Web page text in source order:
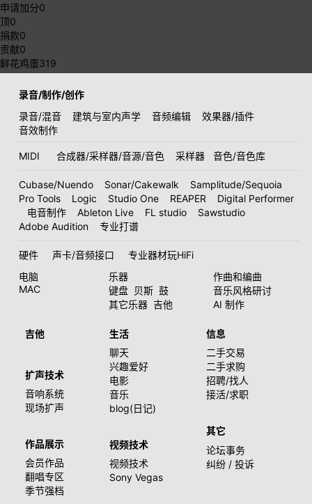
申请加分0
顶0
捐款0
贡献0
鲜花鸡蛋319
录音/制作/创作
录音/混音
建筑与室内声学 音频编辑
效果器/插件
音效制作
MIDI 合成器/采样器/音源/音色 采样器 音色/音色库
Cubase/Nuendo Sonar/Cakewalk
Samplitude/Sequoia
Pro Tools
Logic Studio One REAPER
Digital Performer
电音制作
Ableton Live FL studio
Sawstudio
Adobe Audition
专业打谱
硬件 声卡/音频接口
专业器材玩HiFi
电脑
MAC
乐器
键盘 贝斯 鼓
其它乐器 吉他
作曲和编曲
音乐风格研讨
AI 制作
吉他
扩声技术
音响系统
现场扩声
作品展示
会员作品
翻唱专区
季节强档
生活
聊天
兴趣爱好
电影
音乐
blog(日记)
视频技术
视频技术
Sony Vegas
信息
二手交易
二手求购
招聘/找人
接活/求职
其它
论坛事务
纠纷 / 投诉